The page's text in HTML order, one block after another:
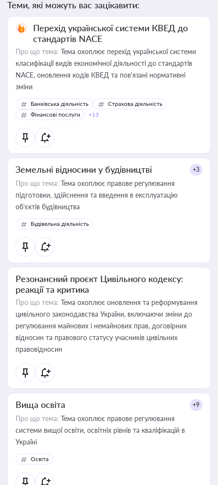
Теми, які можуть вас зацікавити:
Перехід української системи КВЕД до
стандартів NACE
Про що тема: Тема охоплює перехід української системи
класифікації видів економічної діяльності до стандартів
NACE, оновлення кодів КВЕД та пов'язані нормативні
зміни
Банківська діяльність
Страхова діяльність
Фінансові послуги
+13
Земельні відносини у будівництві +3
Про що тема: Тема охоплює правове регулювання
підготовки, здійснення та введення в експлуатацію
об’єктів будівництва
Будівельна діяльність
Резонансний проєкт Цивільного кодексу:
реакції та критика
Про що тема: Тема охоплює оновлення та реформування
цивільного законодавства України, включаючи зміни до
регулювання майнових і немайнових прав, договірних
відносин та правового статусу учасників цивільних
правовідносин
Вища освіта +9
Про що тема: Тема охоплює правове регулювання
системи вищої освіти, освітніх рівнів та кваліфікацій в
Україні
Освіта